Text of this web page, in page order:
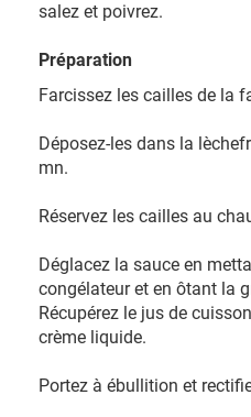
salez et poivrez.
Préparation
Farcissez les cailles de la
Déposez-les dans la
mn.
Réservez les cailles au
Déglacez la sauce en
congélateur et en ôtant la
Récupérez le jus de
crème liquide.
Portez à ébullition et